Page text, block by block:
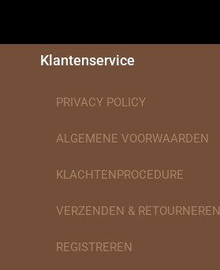
Klantenservice
PRIVACY POLICY
ALGEMENE VOORWAARDEN
KLACHTENPROCEDURE
VERZENDEN & RETOURNEREN
REGISTREREN